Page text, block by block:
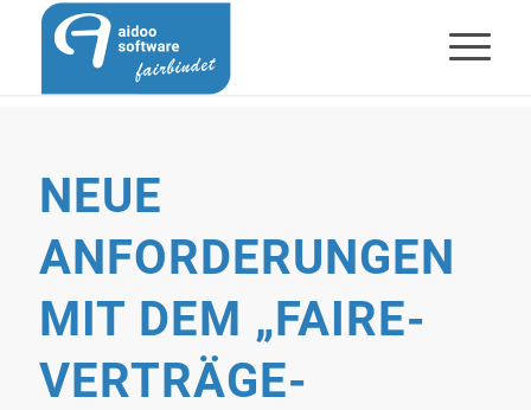
NEUE
ANFORDERUNGEN
MIT DEM „FAIRE-
VERTRÄGE-